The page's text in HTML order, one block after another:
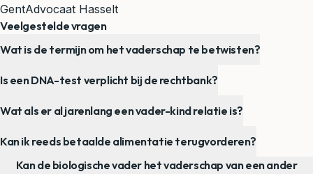
GentAdvocaat Hasselt
Veelgestelde vragen
Wat is de termijn om het vaderschap te betwisten?
Is een DNA-test verplicht bij de rechtbank?
Wat als er al jarenlang een vader-kind relatie is?
Kan ik reeds betaalde alimentatie terugvorderen?
Kan de biologische vader het vaderschap van een ander